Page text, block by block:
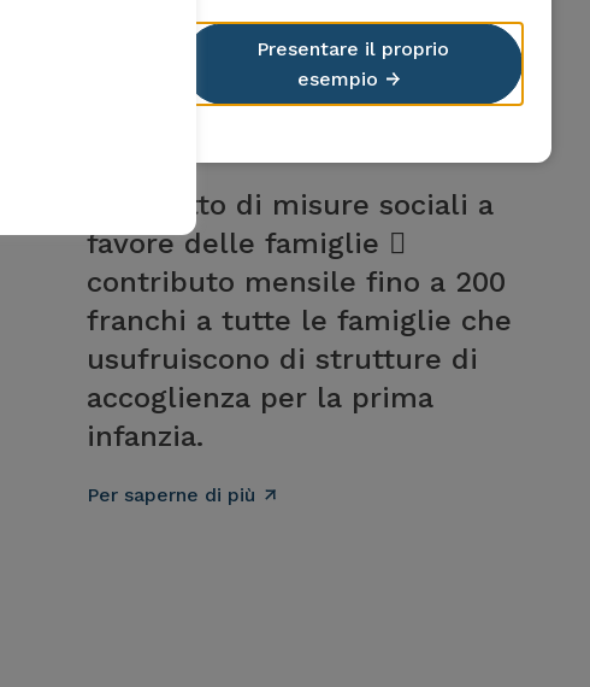
Presentare il proprio
esempio
Pacchetto di misure sociali a
favore delle famiglie 
contributo mensile fino a 200
franchi a tutte le famiglie che
usufruiscono di strutture di
accoglienza per la prima
infanzia.
Per saperne di più